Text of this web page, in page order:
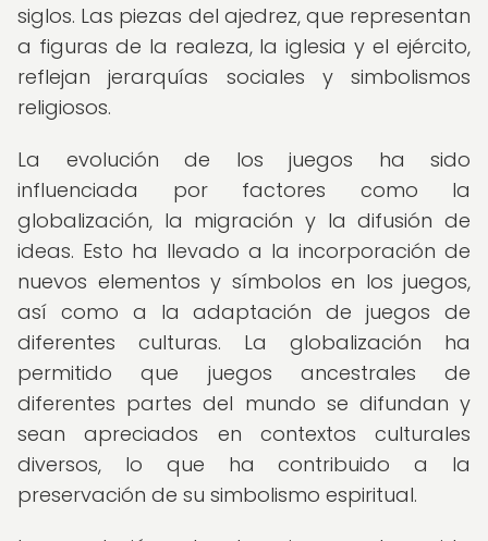
siglos. Las piezas del ajedrez, que representan
a figuras de la realeza, la iglesia y el ejército,
reflejan jerarquías sociales y simbolismos
religiosos.
La evolución de los juegos ha sido
influenciada por factores como la
globalización, la migración y la difusión de
ideas. Esto ha llevado a la incorporación de
nuevos elementos y símbolos en los juegos,
así como a la adaptación de juegos de
diferentes culturas. La globalización ha
permitido que juegos ancestrales de
diferentes partes del mundo se difundan y
sean apreciados en contextos culturales
diversos, lo que ha contribuido a la
preservación de su simbolismo espiritual.